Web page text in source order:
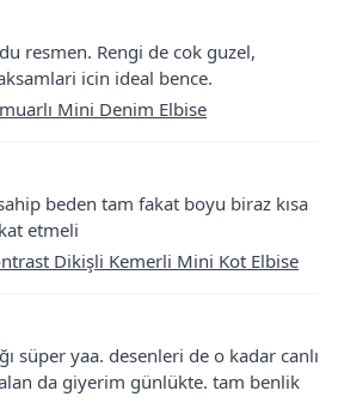
resmen. Rengi de cok guzel,
icin ideal bence.
Mini Denim Elbise
beden tam fakat boyu biraz kısa
etmeli
Dikişli Kemerli Mini Kot Elbise
süper yaa. desenleri de o kadar canlı
da giyerim günlükte. tam benlik